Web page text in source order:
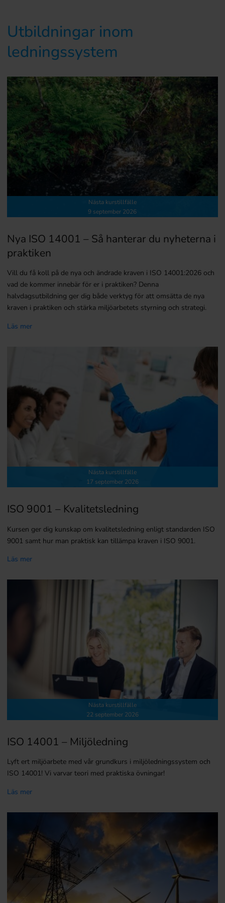
Utbildningar inom
ledningssystem
Nästa kurstillfälle
9 september 2026
Nya ISO 14001 – Så hanterar du nyheterna i
praktiken
Vill du få koll på de nya och ändrade kraven i ISO 14001:2026 och
vad de kommer innebär för er i praktiken? Denna
halvdagsutbildning ger dig både verktyg för att omsätta de nya
kraven i praktiken och stärka miljöarbetets styrning och strategi.
Läs mer
Nästa kurstillfälle
17 september 2026
ISO 9001 – Kvalitetsledning
Kursen ger dig kunskap om kvalitetsledning enligt standarden ISO
9001 samt hur man praktisk kan tillämpa kraven i ISO 9001.
Läs mer
Nästa kurstillfälle
22 september 2026
ISO 14001 – Miljöledning
Lyft ert miljöarbete med vår grundkurs i miljöledningssystem och
ISO 14001! Vi varvar teori med praktiska övningar!
Läs mer